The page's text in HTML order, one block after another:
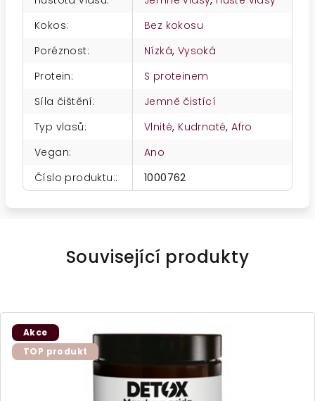
Kokos:
Bez kokosu
Poréznost: Nízká, Vysoká
Protein:
S proteinem
Síla čištění:
Jemně čistící
Typ vlasů: Vlnité, Kudrnaté,Afro
Vegan:
Ano
Číslo produktu:: 1000762
Související produkty
Akce
TOP produkt